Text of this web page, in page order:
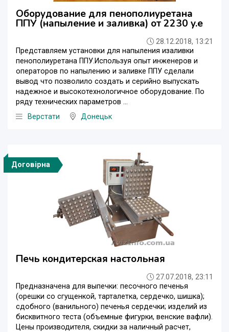
Оборудование для пенополиуретана
ППУ (напыление и заливка) от 2230 y.e
28.12.2018, 13:21
Представляем установки для напыления изаливки
пенополиуретана ППУ.Используя опыт инженеров и
операторов по напылению и заливке ППУ сделали
вывод что позволило создать и серийно выпускать
надежное и высокотехнологичное оборудование. По
ряду технических параметров ...
Верстати
Донецьк
Договірна
Печь кондитерская настольная
27.07.2018, 23:11
Предназначена для выпечки: песочного печенья
(орешки со сгущенкой, тарталетка, сердечко, шишка);
сдобного (ванильного) печенья сердечки; изделий из
бисквитного теста (объемные фигурки, венские вафли).
Цены производителя, скидки за наличный расчет,